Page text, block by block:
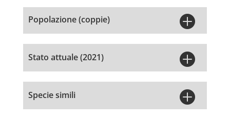
Popolazione (coppie) 
Stato attuale (2021) 
Specie simili 